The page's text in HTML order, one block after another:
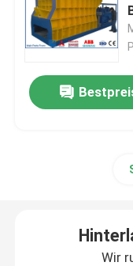
Vertikale
Horizontale
Ballenpresse
Wir